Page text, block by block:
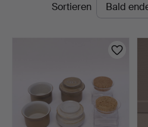
LaufendeSortieren